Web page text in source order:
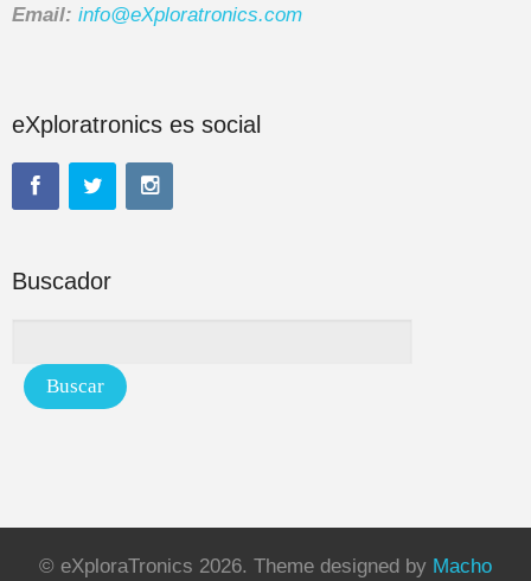
Email: info@eXploratronics.com
eXploratronics es social
Buscador
© eXploraTronics 2026. Theme designed by Macho